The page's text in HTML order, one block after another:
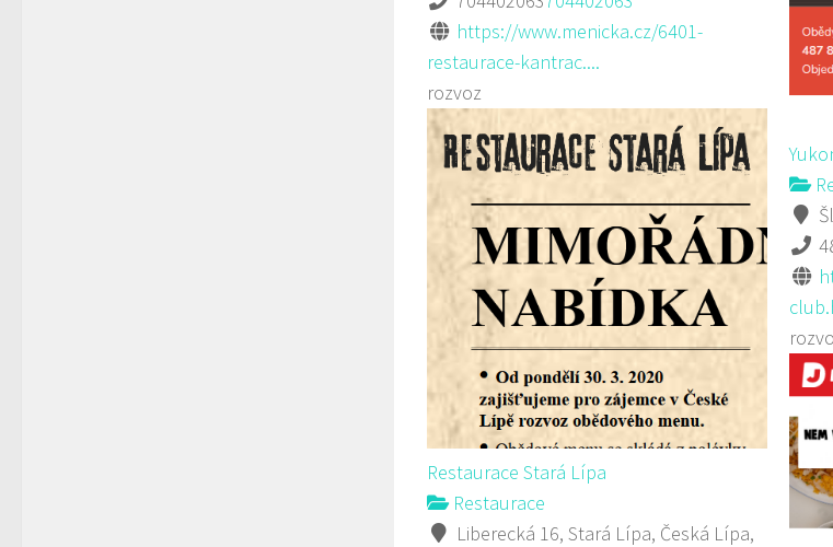
https://www.menicka.cz/6401-
restaurace-kantrac....
rozvoz
Restaurace Stará Lípa
Restaurace
Liberecká 16, Stará Lípa, Česká Lípa,